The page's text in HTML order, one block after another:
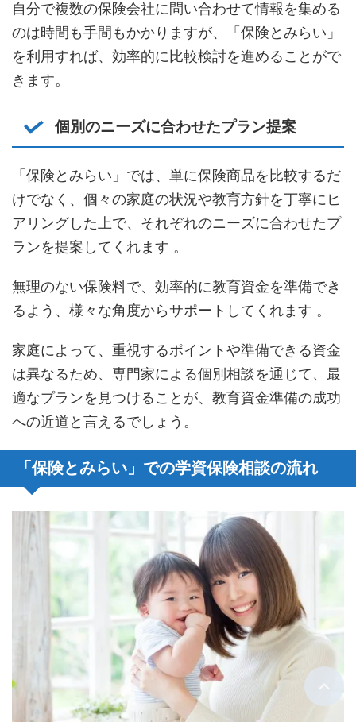
自分で複数の保険会社に問い合わせて情報を集める
のは時間も手間もかかりますが、「保険とみらい」
を利用すれば、効率的に比較検討を進めることがで
きます。
個別のニーズに合わせたプラン提案
「保険とみらい」では、単に保険商品を比較するだ
けでなく、個々の家庭の状況や教育方針を丁寧にヒ
アリングした上で、それぞれのニーズに合わせたプ
ランを提案してくれます 。
無理のない保険料で、効率的に教育資金を準備でき
るよう、様々な角度からサポートしてくれます 。
家庭によって、重視するポイントや準備できる資金
は異なるため、専門家による個別相談を通じて、最
適なプランを見つけることが、教育資金準備の成功
への近道と言えるでしょう。
「保険とみらい」での学資保険相談の流れ